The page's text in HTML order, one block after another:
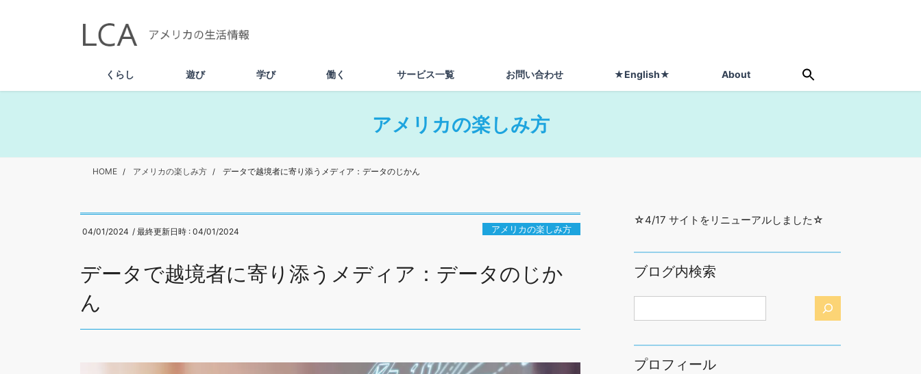
へ
プ
ョ
動
くらし 遊び 学び 働く サービス一覧 お問い合わせ ★English★ About
アメリカの楽しみ方
HOME アメリカの楽しみ方 データで越境者に寄り添うメディア：データのじかん
04/01/2024 / 最終更新日時 : 04/01/2024 アメリカの楽しみ方
データで越境者に寄り添うメディア：データのじか
ん
☆4/17 サイトをリニューアルしました☆
ブログ内検索
プロフィール